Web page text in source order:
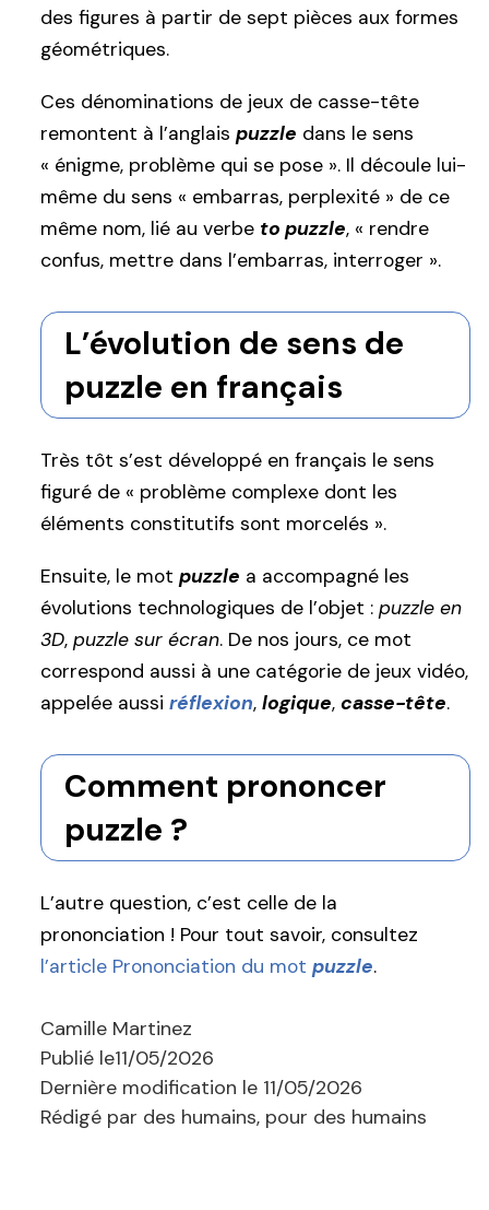
des figures à partir de sept pièces aux formes
géométriques.
Ces dénominations de jeux de casse-tête
remontent à l’anglais puzzle dans le sens
« énigme, problème qui se pose ». Il découle lui-
même du sens « embarras, perplexité » de ce
même nom, lié au verbe to puzzle, « rendre
confus, mettre dans l’embarras, interroger ».
L’évolution de sens de
puzzle en français
Très tôt s’est développé en français le sens
figuré de « problème complexe dont les
éléments constitutifs sont morcelés ».
Ensuite, le mot puzzle a accompagné les
évolutions technologiques de l’objet : puzzle en
3D, puzzle sur écran. De nos jours, ce mot
correspond aussi à une catégorie de jeux vidéo,
appelée aussi réflexion, logique, casse-tête.
Comment prononcer
puzzle ?
L’autre question, c’est celle de la
prononciation ! Pour tout savoir, consultez
l’article Prononciation du mot puzzle.
Camille Martinez
Publié le11/05/2026
Dernière modification le 11/05/2026
Rédigé par des humains, pour des humains